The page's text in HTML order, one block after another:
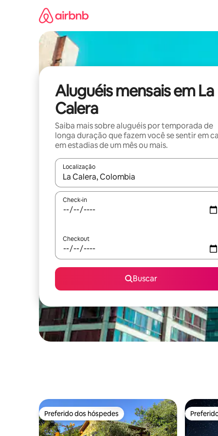
Aluguéis mensais em La
Calera
Saiba mais sobre aluguéis por temporada de
longa duração que fazem você se sentir em
em estadias de um mês ou mais.
Localização
Quando os resultados estiverem disponíveis,
Check-in
Checkout
Buscar
Preferido dos hóspedes
Preferido dos hóspedes